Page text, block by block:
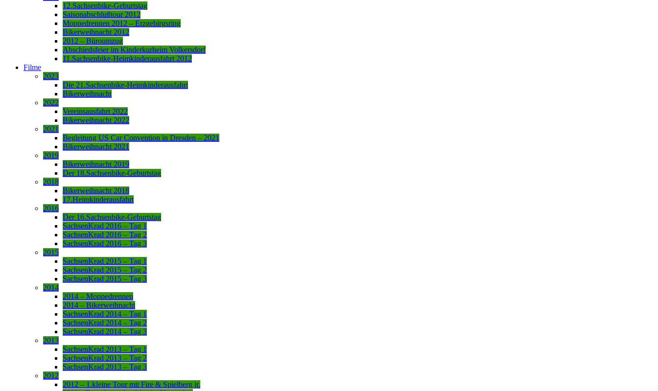
12.Sachsenbike-Geburtstag
Saisonabschlußtour 2012
Moppedrennen 2012 – Erzgebirgsring
Bikerweihnacht 2012
2012 – Büroumzug
Abschiedsfeier im Kinderkurheim Volkersdorf
11.Sachsenbike-Heimkinderausfahrt 2012
Filme
2023
Die 21.Sachsenbike-Heimkinderausfahrt
Bikerweihnacht
2022
Vereinsausfahrt 2022
Bikerweihnacht 2022
2021
Begleitung US Car Convention in Dresden – 2021
Bikerweihnacht 2021
2019
Bikerweihnacht 2019
Der 18.Sachsenbike-Geburtstag
2018
Bikerweihnacht 2018
17.Heimkinderausfahrt
2016
Der 16.Sachsenbike-Geburtstag
SachsenKrad 2016 – Tag 1
SachsenKrad 2016 – Tag 2
SachsenKrad 2016 – Tag 3
2015
SachsenKrad 2015 – Tag 1
SachsenKrad 2015 – Tag 2
SachsenKrad 2015 – Tag 3
2014
2014 – Moppedrennen
2014 – Bikerweihnacht
SachsenKrad 2014 – Tag 1
SachsenKrad 2014 – Tag 2
SachsenKrad 2014 – Tag 3
2013
SachsenKrad 2013 – Tag 1
SachsenKrad 2013 – Tag 2
SachsenKrad 2013 – Tag 3
2012
2012 – 1.kleine Tour mit Fire & Spielberg jr.